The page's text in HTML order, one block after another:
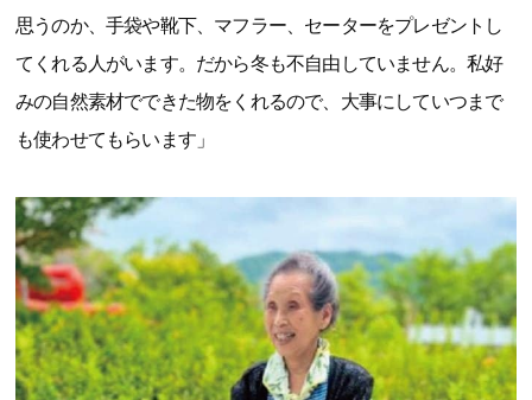
思うのか、手袋や靴下、マフラー、セーターをプレゼントし
てくれる人がいます。だから冬も不自由していません。私好
みの自然素材でできた物をくれるので、大事にしていつまで
も使わせてもらいます」